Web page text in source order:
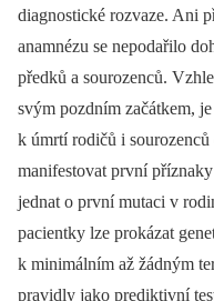
diagnostické rozvaze. Ani
anamnézu se nepodařilo
předků a sourozenců.
svým pozdním začátkem,
k úmrtí rodičů i
manifestovat první
jednat o první mutaci v
pacientky lze prokázat
k minimálním až žádným
pravidly jako prediktivní